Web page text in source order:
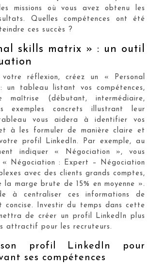
missions où vous avez obtenu les
Quelles compétences ont été
ces succès ?
skills matrix » : un outil
réflexion, créez un « Personal
tableau listant vos compétences,
maîtrise (débutant, intermédiaire,
exemples concrets illustrant leur
vous aidera à identifier vos
à les formuler de manière claire et
profil LinkedIn. Par exemple, au
indiquer « Négociation », vous
« Négociation : Expert – Négociation
avec des clients grands comptes,
la marge brute de 15% en moyenne ».
à centraliser ces informations de
concise. Investir du temps dans cette
de créer un profil LinkedIn plus
attractif pour les recruteurs.
profil LinkedIn pour
ses compétences